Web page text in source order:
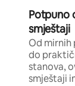
Potpuno
smještaji
Od mirnih
do
stanova,
smještaji